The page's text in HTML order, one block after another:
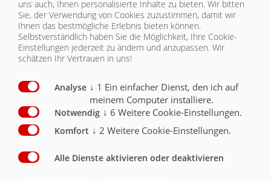
KONTAKT
Fliegl Skate 120: DLG-ANERKANNT
Die Testergebnisse des Fliegl Skate 120 sind eindeutig:
Güllefahren mit Fliegl: Effizient und erfolgreich!
ZURÜCK
Kontakt Fliegl Gruppe
uns auch, Ihnen personalisierte Inhalte zu bieten. Wir bitten
Sie, der Verwendung von Cookies zuzustimmen, damit wir
Ihnen das bestmögliche Erlebnis bieten können.
Selbstverständlich haben Sie die Möglichkeit, Ihre Cookie-
Einstellungen jederzeit zu ändern und anzupassen. Wir
schätzen Ihr Vertrauen in uns!
Analyse ↓ 1 Ein einfacher Dienst, den ich auf
meinem Computer installiere.
Notwendig ↓ 6 Weitere Cookie-Einstellungen.
Komfort ↓ 2 Weitere Cookie-Einstellungen.
Alle Dienste aktivieren oder deaktivieren